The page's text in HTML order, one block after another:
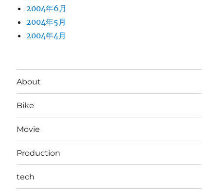
2004年6月
2004年5月
2004年4月
About
Bike
Movie
Production
tech